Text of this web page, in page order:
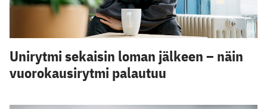
Unirytmi sekaisin loman jälkeen – näin
vuorokausirytmi palautuu